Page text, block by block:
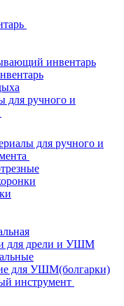
инвентарь
для ручного и
для ручного и
для дрели и УШМ
для УШМ(болгарки)
инструмент